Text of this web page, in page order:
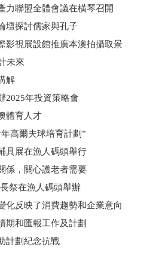
力聯盟全體會議在橫琴召開
壇探討儒家與孔子
影視展設館推廣本澳拍攝取景
未來
解
2025年投資策略會
體育人才
高爾夫球培育計劃”
具展在漁人碼頭舉行
係，關心護老者需要
祭在漁人碼頭舉辦
化反映了消費趨勢和企業意向
期和匯報工作及計劃
計劃紀念抗戰